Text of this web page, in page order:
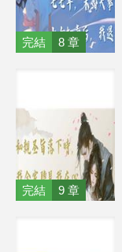
完結 8 章
完結 9 章